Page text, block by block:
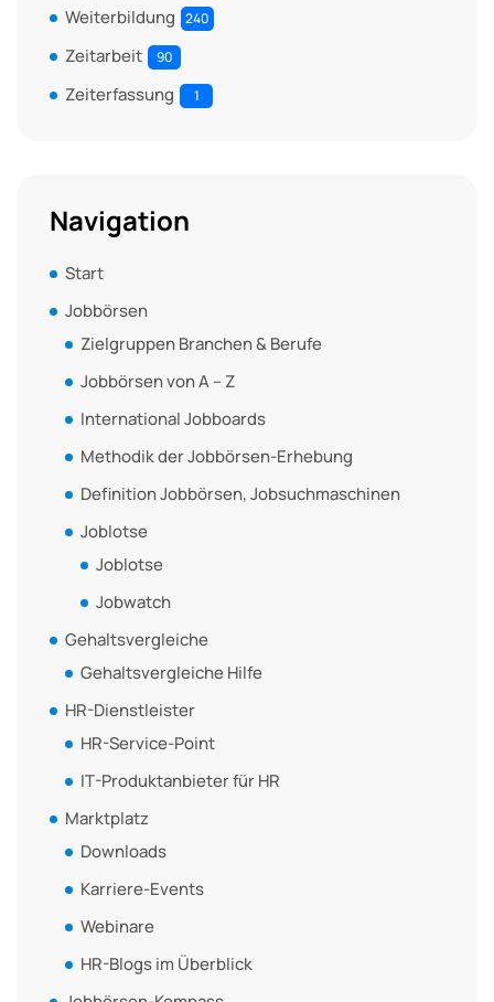
Weiterbildung 240
Zeitarbeit 90
Zeiterfassung 1
Navigation
Start
Jobbörsen
Zielgruppen Branchen & Berufe
Jobbörsen von A – Z
International Jobboards
Methodik der Jobbörsen-Erhebung
Definition Jobbörsen, Jobsuchmaschinen
Joblotse
Joblotse
Jobwatch
Gehaltsvergleiche
Gehaltsvergleiche Hilfe
HR-Dienstleister
HR-Service-Point
IT-Produktanbieter für HR
Marktplatz
Downloads
Karriere-Events
Webinare
HR-Blogs im Überblick